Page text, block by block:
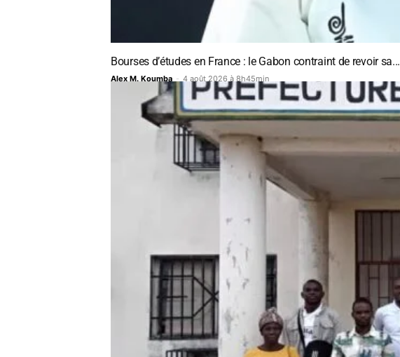
Bourses d’études en France : le Gabon contraint de revoir sa...
Alex M. Koumba - 4 août 2026 à 8h45min